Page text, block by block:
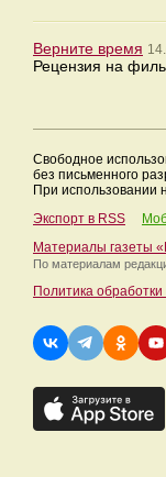
Верните время
Рецензия на
Свободное
без письменного
При использовании
Экспорт в RSS
Материалы газеты
По материалам
Политика